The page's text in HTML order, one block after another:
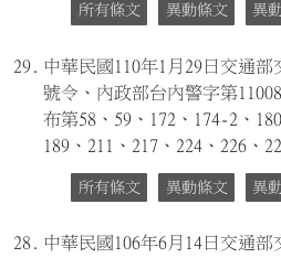
所有條文 異動條文 異
29.
中華民國110年1月29日交通部
號令、內政部台內警字第
布第58、59、172、174-2、
189、211、217、224、226、
所有條文 異動條文 異
28.
中華民國106年6月14日交通部